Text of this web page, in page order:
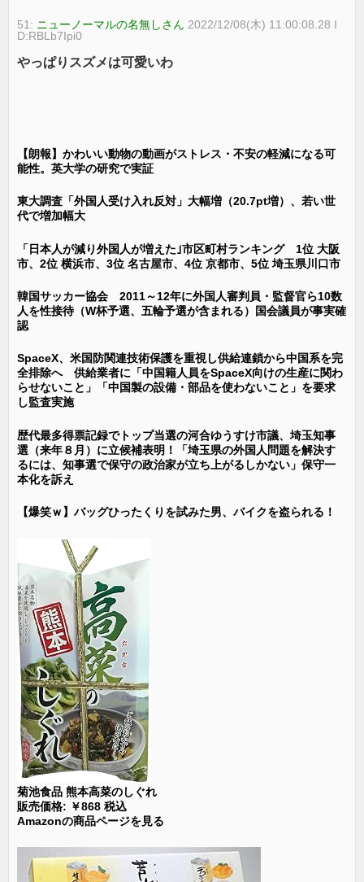
51: ニューノーマルの名無しさん 2022/12/08(木) 11:00:08.28 I
D:RBLb7Ipi0
やっぱりスズメは可愛いわ
【朗報】かわいい動物の動画がストレス・不安の軽減になる可
能性。英大学の研究で実証
東大調査「外国人受け入れ反対」大幅増（20.7pt増）、若い世
代で増加幅大
「日本人が減り外国人が増えた｣市区町村ランキング 1位 大阪
市、2位 横浜市、3位 名古屋市、4位 京都市、5位 埼玉県川口市
韓国サッカー協会 2011～12年に外国人審判員・監督官ら10数
人を性接待（W杯予選、五輪予選が含まれる）国会議員が事実確
認
SpaceX、米国防関連技術保護を重視し供給連鎖から中国系を完
全排除へ 供給業者に「中国籍人員をSpaceX向けの生産に関わ
らせないこと」「中国製の設備・部品を使わないこと」を要求
し監査実施
歴代最多得票記録でトップ当選の河合ゆうすけ市議、埼玉知事
選（来年８月）に立候補表明！「埼玉県の外国人問題を解決す
るには、知事選で保守の政治家が立ち上がるしかない」保守一
本化を訴え
【爆笑ｗ】バッグひったくりを試みた男、バイクを盗られる！
菊池食品 熊本高菜のしぐれ
販売価格: ￥868 税込
Amazonの商品ページを見る